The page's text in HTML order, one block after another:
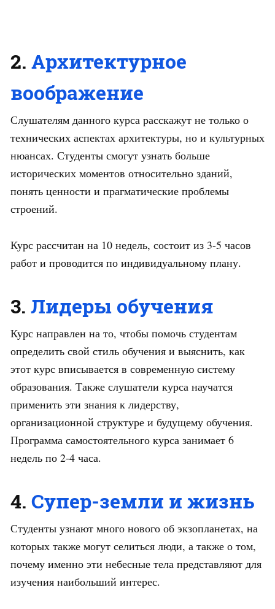
2. Архитектурное
воображение
Слушателям данного курса расскажут не только о
технических аспектах архитектуры, но и культурных
нюансах. Студенты смогут узнать больше
исторических моментов относительно зданий,
понять ценности и прагматические проблемы
строений.
Курс рассчитан на 10 недель, состоит из 3-5 часов
работ и проводится по индивидуальному плану.
3. Лидеры обучения
Курс направлен на то, чтобы помочь студентам
определить свой стиль обучения и выяснить, как
этот курс вписывается в современную систему
образования. Также слушатели курса научатся
применить эти знания к лидерству,
организационной структуре и будущему обучения.
Программа самостоятельного курса занимает 6
недель по 2-4 часа.
4. Супер-земли и жизнь
Студенты узнают много нового об экзопланетах, на
которых также могут селиться люди, а также о том,
почему именно эти небесные тела представляют для
изучения наибольший интерес.